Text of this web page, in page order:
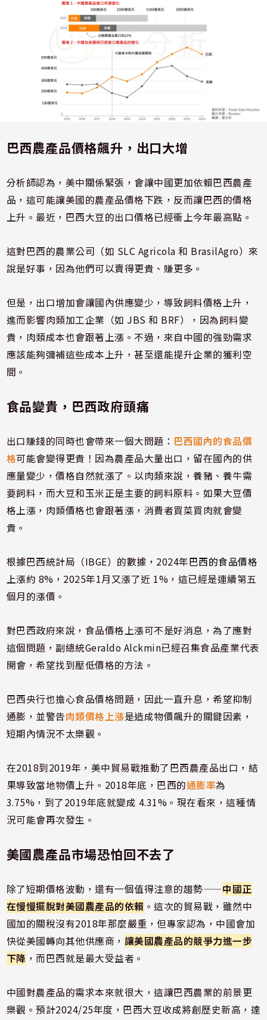
巴西農產品價格飆升，出口大增
分析師認為，美中關係緊張，會讓中國更加依賴巴西農產
品，這可能讓美國的農產品價格下跌，反而讓巴西的價格
上升。最近，巴西大豆的出口價格已經衝上今年最高點。
這對巴西的農業公司（如 SLC Agricola 和 BrasilAgro）來
說是好事，因為他們可以賣得更貴、賺更多。
但是，出口增加會讓國內供應變少，導致飼料價格上升，
進而影響肉類加工企業（如 JBS 和 BRF），因為飼料變
貴，肉類成本也會跟著上漲。不過，來自中國的強勁需求
應該能夠彌補這些成本上升，甚至還能提升企業的獲利空
間。
食品變貴，巴西政府頭痛
出口賺錢的同時也會帶來一個大問題： 巴西國內的食品價
格可能會變得更貴！因為農產品大量出口，留在國內的供
應量變少，價格自然就漲了。以肉類來說，養豬、養牛需
要飼料，而大豆和玉米正是主要的飼料原料。如果大豆價
格上漲，肉類價格也會跟著漲，消費者買菜買肉就會變
貴。
根據巴西統計局（IBGE）的數據，2024年巴西的食品價格
上漲約 8%，2025年1月又漲了近 1%，這已經是連續第五
個月的漲價。
對巴西政府來說，食品價格上漲可不是好消息，為了應對
這個問題，副總統Geraldo Alckmin已經召集食品產業代表
開會，希望找到壓低價格的方法。
巴西央行也擔心食品價格問題，因此一直升息，希望抑制
通膨，並警告肉類價格上漲是造成物價飆升的關鍵因素，
短期內情況不太樂觀。
在2018到2019年，美中貿易戰推動了巴西農產品出口，結
果導致當地物價上升。2018年底，巴西的通膨率為
3.75%，到了2019年底就變成 4.31%。現在看來，這種情
況可能會再次發生。
美國農產品市場恐怕回不去了
除了短期價格波動，還有一個值得注意的趨勢——中國正
在慢慢擺脫對美國農產品的依賴 。這次的貿易戰，雖然中
國加的關稅沒有2018年那麼嚴重，但專家認為，中國會加
快從美國轉向其他供應商， 讓美國農產品的競爭力進一步
下降 ，而巴西就是最大受益者。
中國對農產品的需求本來就很大，這讓巴西農業的前景更
樂觀。預計2024/25年度，巴西大豆收成將創歷史新高，達